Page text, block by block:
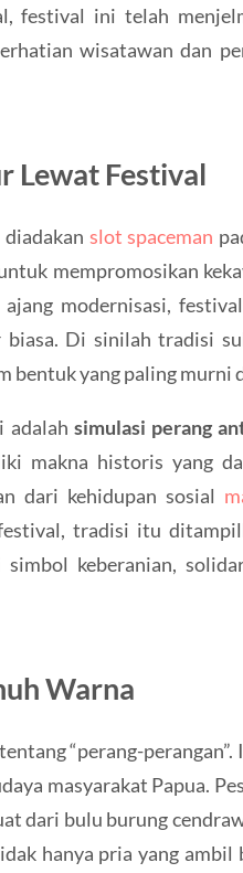
festival ini telah
wisatawan dan
Lewat Festival
slot spaceman
mempromosikan
modernisasi,
Di sinilah tradisi
bentuk yang paling murni
adalah simulasi perang
makna historis yang
dari kehidupan sosial
tradisi itu
simbol keberanian,
Warna
“perang-perangan”.
masyarakat Papua.
dari bulu burung
hanya pria yang ambil